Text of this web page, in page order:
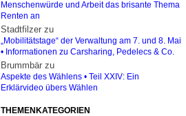
Menschenwürde und Arbeit das brisante Thema
Renten an
Stadtfilzer zu
„Mobilitätstage“ der Verwaltung am 7. und 8. Mai
• Informationen zu Carsharing, Pedelecs & Co.
Brummbär zu
Aspekte des Wählens • Teil XXIV: Ein
Erklärvideo übers Wählen
THEMENKATEGORIEN